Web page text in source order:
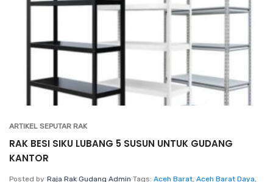
ARTIKEL SEPUTAR RAK
RAK BESI SIKU LUBANG 5 SUSUN UNTUK GUDANG
KANTOR
Posted by Raja Rak Gudang Admin Tags: Aceh Barat, Aceh Barat Daya,